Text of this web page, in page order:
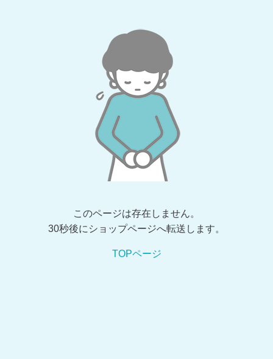
このページは存在しません。
30秒後にショップページへ転送します。
TOPページ